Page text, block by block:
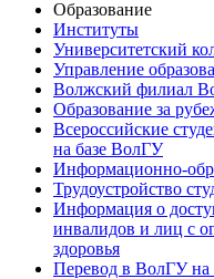
Образование
Институты
Университетский
Управление
Волжский филиал
Образование за
Всероссийские
на базе ВолГУ
Информационно-
Трудоустройство
Информация о
инвалидов и лиц с
здоровья
Перевод в ВолГУ